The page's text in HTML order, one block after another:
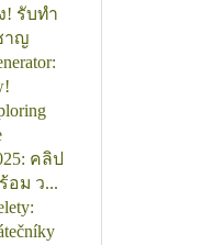
! รับทำ
าญ
คลิป
อม ว...